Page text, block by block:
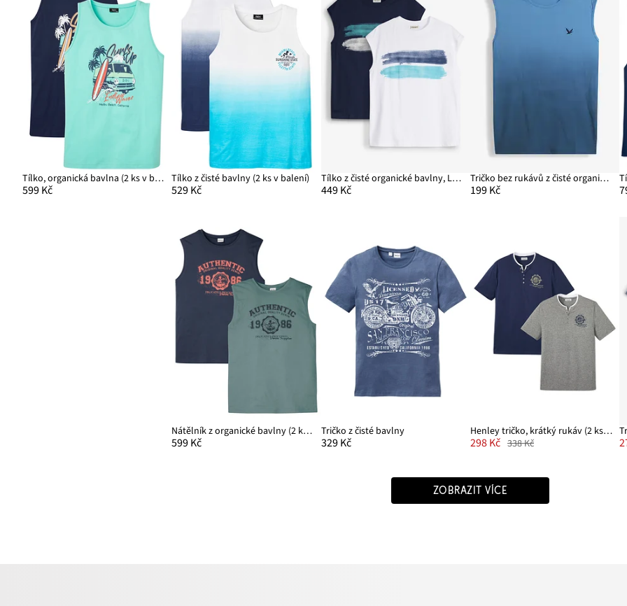
Tílko, organická bavlna (2 ks v balení)
599 Kč
Tílko z čisté bavlny (2 ks v balení)
529 Kč
Tílko z čisté organické bavlny, Loose Fit (2 ks v balení)
449 Kč
Tričko bez rukávů z čisté organické bavlny
199 Kč
Nátělník z organické bavlny (2 ks v balení)
599 Kč
Tričko z čisté bavlny
329 Kč
Henley tričko, krátký rukáv (2 ks v balení)
298 Kč 338 Kč
ZOBRAZIT VÍCE